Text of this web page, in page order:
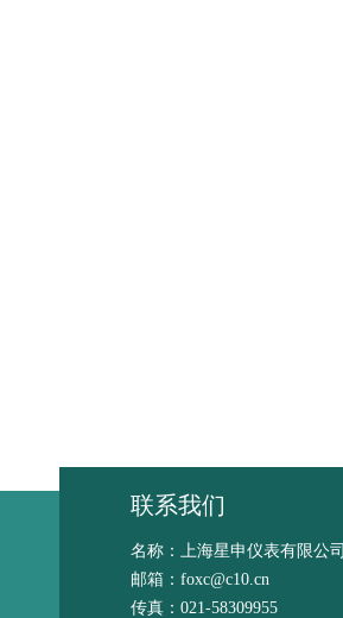
联系我们
名称：上海星申仪表有限公司
邮箱：foxc@c10.cn
传真：021-58309955